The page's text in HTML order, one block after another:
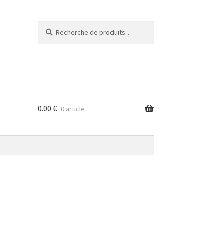
pour :
0.00 € 0 article